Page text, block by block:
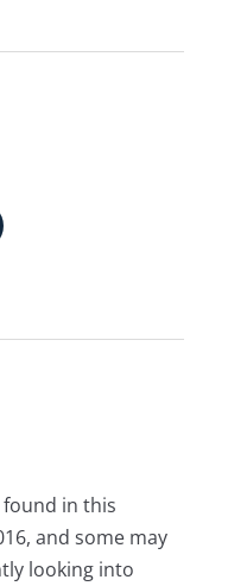
in this
and some may
looking into